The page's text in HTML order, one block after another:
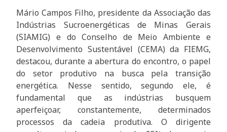
Mário Campos Filho, presidente da Associação das
Indústrias Sucroenergéticas de Minas Gerais
(SIAMIG) e do Conselho de Meio Ambiente e
Desenvolvimento Sustentável (CEMA) da FIEMG,
destacou, durante a abertura do encontro, o papel
do setor produtivo na busca pela transição
energética. Nesse sentido, segundo ele, é
fundamental que as indústrias busquem
aperfeiçoar, constantemente, determinados
processos da cadeia produtiva. O dirigente